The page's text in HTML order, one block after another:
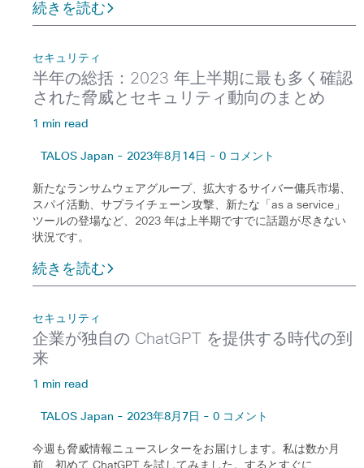
続きを読む
セキュリティ
半年の総括：2023 年上半期に最も多く確認
された脅威とセキュリティ動向のまとめ
1 min read
TALOS Japan - 2023年8月14日 - 0 コメント
新たなランサムウェアグループ、拡大するサイバー傭兵市場、
スパイ活動、サプライチェーン攻撃、新たな「as a service」
ツールの登場など、2023 年は上半期ですでに話題が尽きない
状況です。
続きを読む
セキュリティ
企業が独自の ChatGPT を提供する時代の到
来
1 min read
TALOS Japan - 2023年8月7日 - 0 コメント
今週も脅威情報ニュースレターをお届けします。私は数か月
前、初めて ChatGPT を試してみました。するとすぐに、